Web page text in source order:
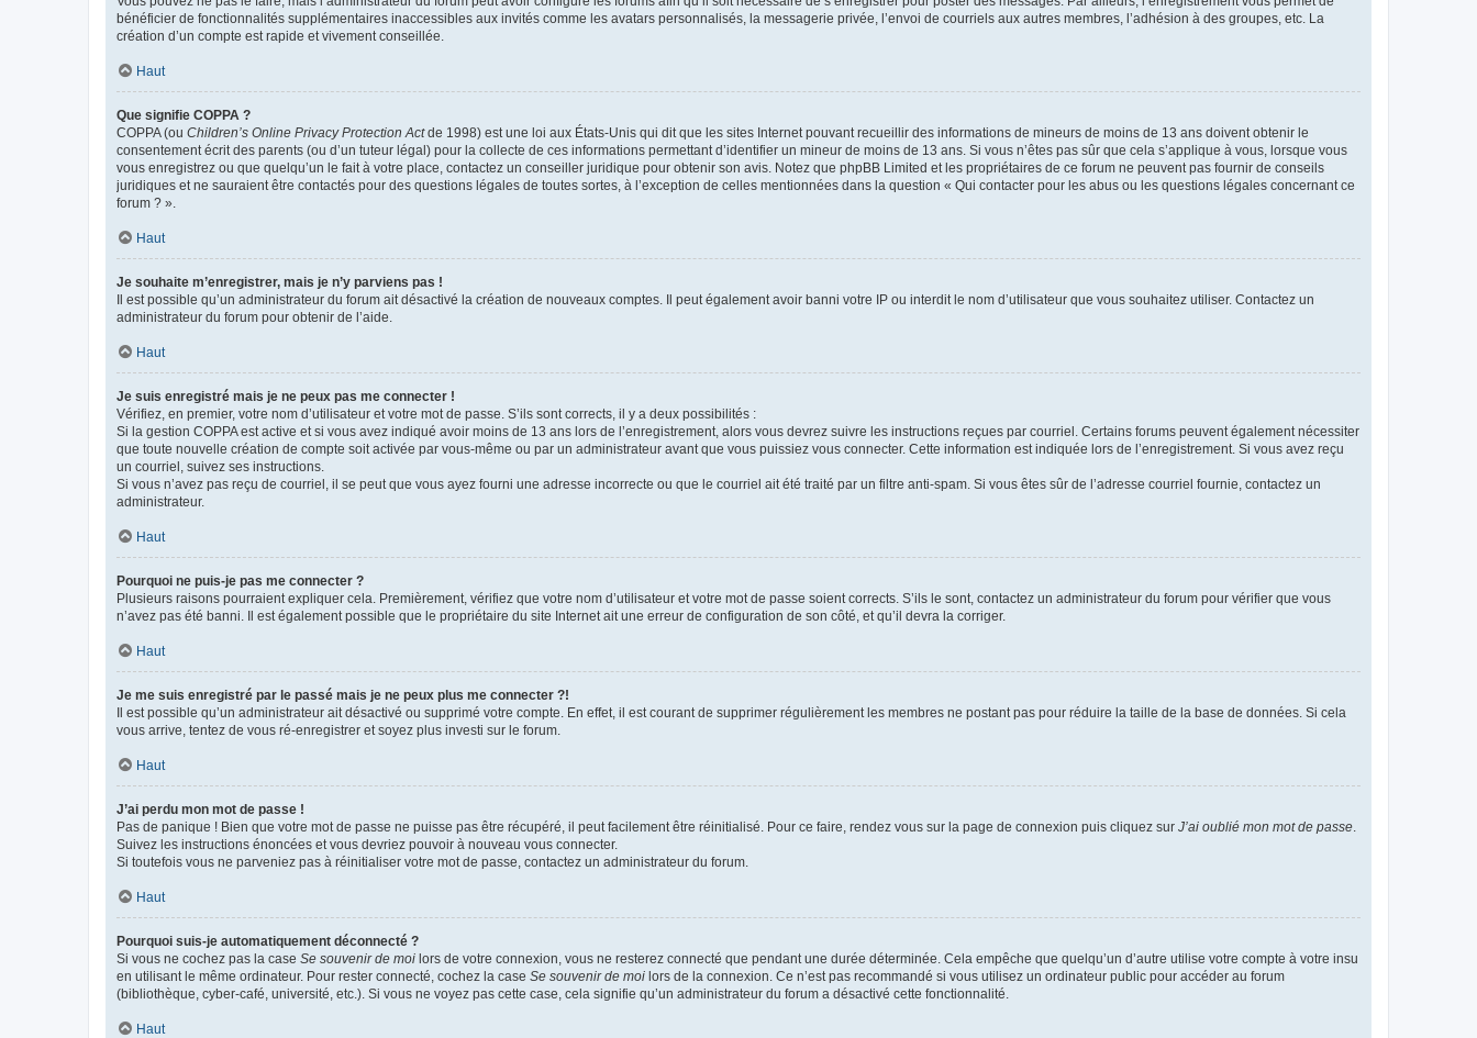
bénéficier de fonctionnalités supplémentaires inaccessibles aux invités comme les avatars personnalisés, la messagerie privée, l’envoi de courriels aux autres membres, l’adhésion à des groupes, etc. La
création d’un compte est rapide et vivement conseillée.
Haut
Que signifie COPPA ?
COPPA (ou Children’s Online Privacy Protection Actde 1998) est une loi aux États-Unis qui dit que les sites Internet pouvant recueillir des informations de mineurs de moins de 13 ans doivent obtenir le
consentement écrit des parents (ou d’un tuteur légal) pour la collecte de ces informations permettant d’identifier un mineur de moins de 13 ans. Si vous n’êtes pas sûr que cela s’applique à vous, lorsque vous
vous enregistrez ou que quelqu’un le fait à votre place, contactez un conseiller juridique pour obtenir son avis. Notez que phpBB Limited et les propriétaires de ce forum ne peuvent pas fournir de conseils
juridiques et ne sauraient être contactés pour des questions légales de toutes sortes, à l’exception de celles mentionnées dans la question « Qui contacter pour les abus ou les questions légales concernant ce
forum ? ».
Haut
Je souhaite m’enregistrer, mais je n’y parviens pas !
Il est possible qu’un administrateur du forum ait désactivé la création de nouveaux comptes. Il peut également avoir banni votre IP ou interdit le nom d’utilisateur que vous souhaitez utiliser. Contactez un
administrateur du forum pour obtenir de l’aide.
Haut
Je suis enregistré mais je ne peux pas me connecter !
Vérifiez, en premier, votre nom d’utilisateur et votre mot de passe. S’ils sont corrects, il y a deux possibilités :
Si la gestion COPPA est active et si vous avez indiqué avoir moins de 13 ans lors de l’enregistrement, alors vous devrez suivre les instructions reçues par courriel. Certains forums peuvent également nécessiter
que toute nouvelle création de compte soit activée par vous-même ou par un administrateur avant que vous puissiez vous connecter. Cette information est indiquée lors de l’enregistrement. Si vous avez reçu
un courriel, suivez ses instructions.
Si vous n’avez pas reçu de courriel, il se peut que vous ayez fourni une adresse incorrecte ou que le courriel ait été traité par un filtre anti-spam. Si vous êtes sûr de l’adresse courriel fournie, contactez un
administrateur.
Haut
Pourquoi ne puis-je pas me connecter ?
Plusieurs raisons pourraient expliquer cela. Premièrement, vérifiez que votre nom d’utilisateur et votre mot de passe soient corrects. S’ils le sont, contactez un administrateur du forum pour vérifier que vous
n’avez pas été banni. Il est également possible que le propriétaire du site Internet ait une erreur de configuration de son côté, et qu’il devra la corriger.
Haut
Je me suis enregistré par le passé mais je ne peux plus me connecter ?!
Il est possible qu’un administrateur ait désactivé ou supprimé votre compte. En effet, il est courant de supprimer régulièrement les membres ne postant pas pour réduire la taille de la base de données. Si cela
vous arrive, tentez de vous ré-enregistrer et soyez plus investi sur le forum.
Haut
J’ai perdu mon mot de passe !
Pas de panique ! Bien que votre mot de passe ne puisse pas être récupéré, il peut facilement être réinitialisé. Pour ce faire, rendez vous sur la page de connexion puis cliquez sur J’ai oublié mon mot de passe.
Suivez les instructions énoncées et vous devriez pouvoir à nouveau vous connecter.
Si toutefois vous ne parveniez pas à réinitialiser votre mot de passe, contactez un administrateur du forum.
Haut
Pourquoi suis-je automatiquement déconnecté ?
Si vous ne cochez pas la case Se souvenir de moi lors de votre connexion, vous ne resterez connecté que pendant une durée déterminée. Cela empêche que quelqu’un d’autre utilise votre compte à votre insu
en utilisant le même ordinateur. Pour rester connecté, cochez la case Se souvenir de moi lors de la connexion. Ce n’est pas recommandé si vous utilisez un ordinateur public pour accéder au forum
(bibliothèque, cyber-café, université, etc.). Si vous ne voyez pas cette case, cela signifie qu’un administrateur du forum a désactivé cette fonctionnalité.
Haut